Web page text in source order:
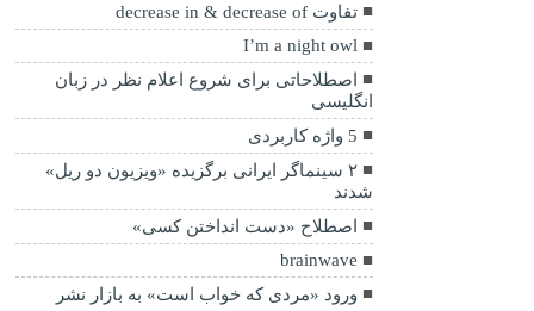
تفاوت decrease in & decrease of
I’m a night owl
اصطلاحاتی برای شروع اعلام نظر در زبان
انگلیسی
5 واژه کاربردی
۲ سینماگر ایرانی برگزیده «ویزیون دو ریل»
شدند
اصطلاح «دست انداختن کسی»
brainwave
ورود «مردی که خواب است» به بازار نشر